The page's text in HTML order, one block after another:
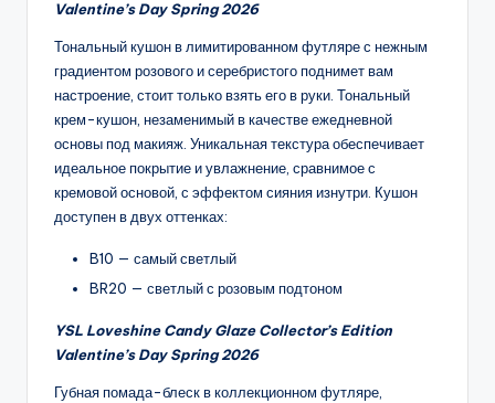
Valentine’s Day Spring 2026
Тональный кушон в лимитированном футляре с нежным
градиентом розового и серебристого поднимет вам
настроение, стоит только взять его в руки. Тональный
крем-кушон, незаменимый в качестве ежедневной
основы под макияж. Уникальная текстура обеспечивает
идеальное покрытие и увлажнение, сравнимое с
кремовой основой, с эффектом сияния изнутри. Кушон
доступен в двух оттенках:
B10 — самый светлый
BR20 — светлый с розовым подтоном
YSL Loveshine Candy Glaze Collector’s Edition
Valentine’s Day Spring 2026
Губная помада-блеск в коллекционном футляре,